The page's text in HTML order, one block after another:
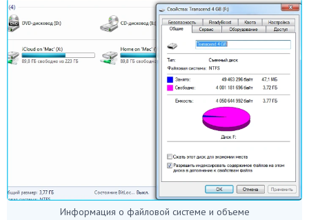
Информация о файловой системе и объеме